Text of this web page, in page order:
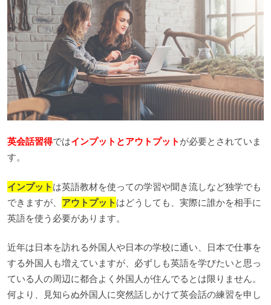
英会話習得ではインプットとアウトプット が必要とされていま
す。
インプット は英語教材を使っての学習や聞き流しなど独学でも
できますが、 アウトプット はどうしても、実際に誰かを相手に
英語を使う必要があります。
近年は日本を訪れる外国人や日本の学校に通い、日本で仕事を
する外国人も増えていますが、必ずしも英語を学びたいと思っ
ている人の周辺に都合よく外国人が住んでるとは限りません。
何より、見知らぬ外国人に突然話しかけて英会話の練習を申し